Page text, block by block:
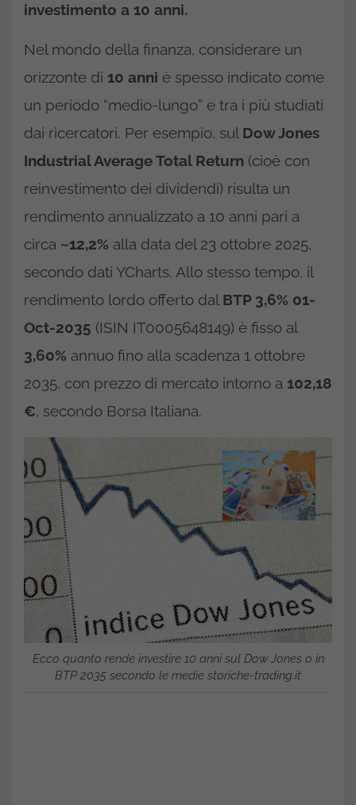
investimento a 10 anni.
Nel mondo della finanza, considerare un
orizzonte di 10 anni è spesso indicato come
un periodo “medio-lungo” e tra i più studiati
dai ricercatori. Per esempio, sul Dow Jones
Industrial Average Total Return (cioè con
reinvestimento dei dividendi) risulta un
rendimento annualizzato a 10 anni pari a
circa ~12,2% alla data del 23 ottobre 2025,
secondo dati YCharts. Allo stesso tempo, il
rendimento lordo offerto dal BTP 3,6% 01-
Oct-2035 (ISIN IT0005648149) è fisso al
3,60% annuo fino alla scadenza 1 ottobre
2035, con prezzo di mercato intorno a 102,18
€, secondo Borsa Italiana.
Ecco quanto rende investire 10 anni sul Dow Jones o in
BTP 2035 secondo le medie storiche-trading.it